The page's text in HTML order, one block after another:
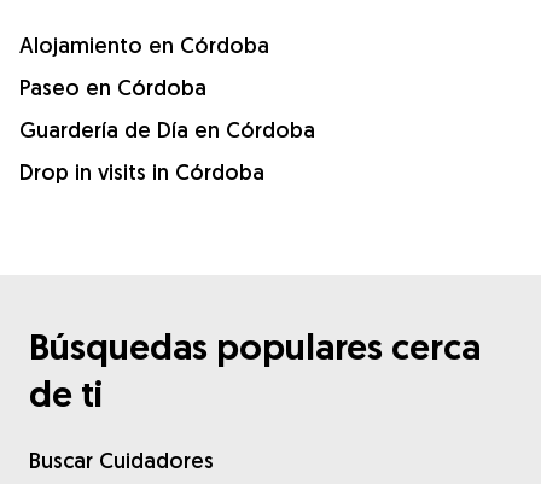
Alojamiento en Córdoba
Paseo en Córdoba
Guardería de Día en Córdoba
Drop in visits in Córdoba
Búsquedas populares cerca
de ti
Buscar Cuidadores